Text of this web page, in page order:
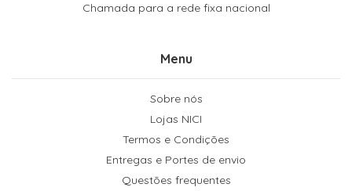
Chamada para a rede fixa nacional
Menu
Sobre nós
Lojas NICI
Termos e Condições
Entregas e Portes de envio
Questões frequentes